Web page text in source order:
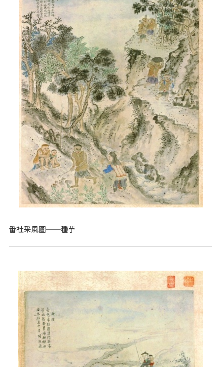
番社采風圖──種芋